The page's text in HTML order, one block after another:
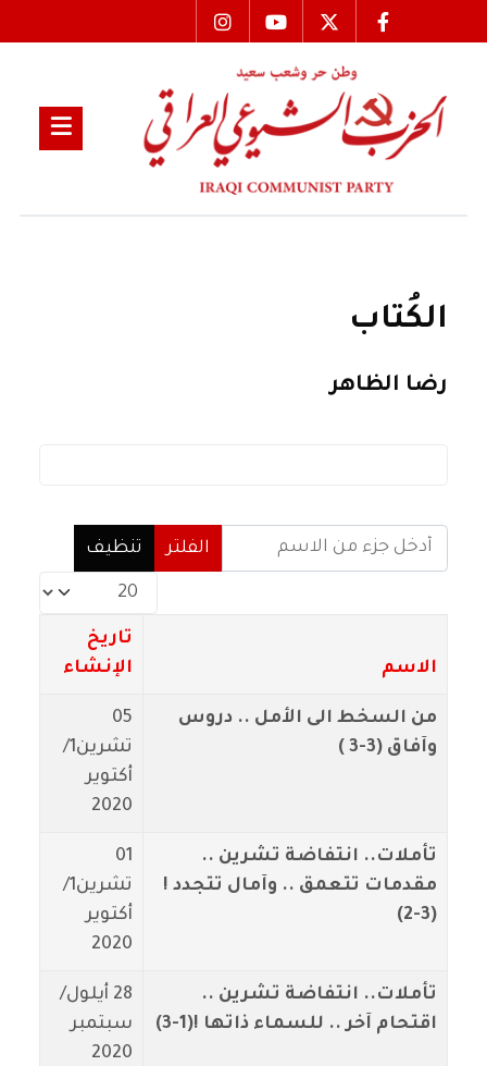
الكُتاب
رضا الظاهر
أدخل جزء من الاسم
الفلتر
تنظيف
عدد الإظهارات:
الاسم
تاريخ
الإنشاء
من السخط الى الأمل .. دروس
وآفاق (3-3 )
05
تشرين1/
أكتوير
2020
تأملات.. انتفاضة تشرين ..
مقدمات تتعمق .. وآمال تتجدد !
(3-2)
01
تشرين1/
أكتوير
2020
تأملات.. انتفاضة تشرين ..
اقتحام آخر .. للسماء ذاتها !(1-3)
28 أيلول/
سبتمبر
2020